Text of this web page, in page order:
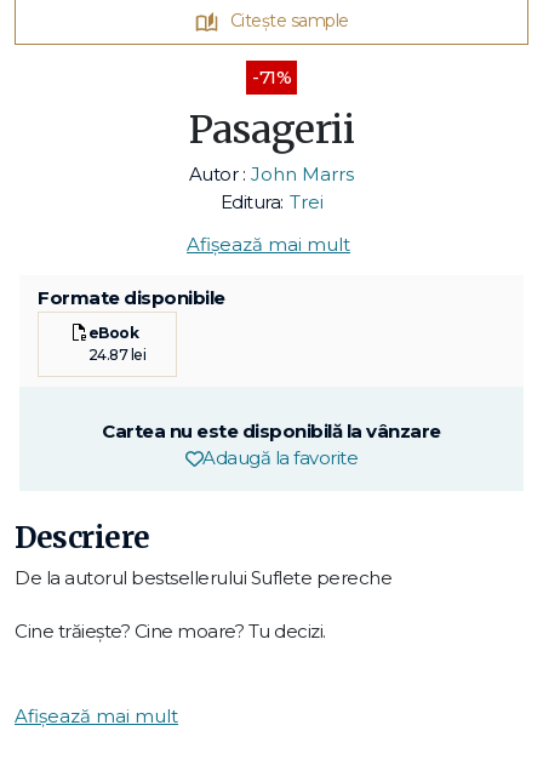
Citește sample
-71%
Pasagerii
Autor : John Marrs
Editura: Trei
Afișează mai mult
Formate disponibile
eBook
24.87 lei
Cartea nu este disponibilă la vânzare
Adaugă la favorite
Descriere
De la autorul bestsellerului Suflete pereche
Cine trăiește? Cine moare? Tu decizi.
ruta se schimbă și nu mai ai niciun control asupra
Afișează mai mult